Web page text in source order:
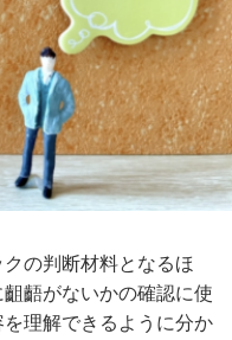
の判断材料となるほ
齬がないかの確認に使
理解できるように分か